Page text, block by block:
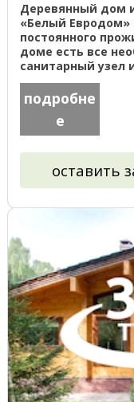
Деревянный дом
«Белый
постоянного
доме есть все
санитарный узел
Самый
подробне
е
оставить